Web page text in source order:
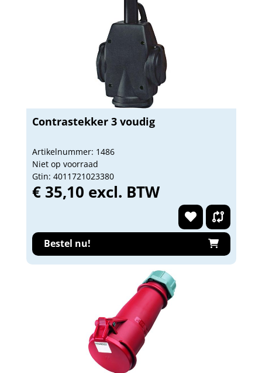
Contrastekker 3 voudig
Artikelnummer: 1486
Niet op voorraad
Gtin: 4011721023380
€ 35,10 excl. BTW
Bestel nu!